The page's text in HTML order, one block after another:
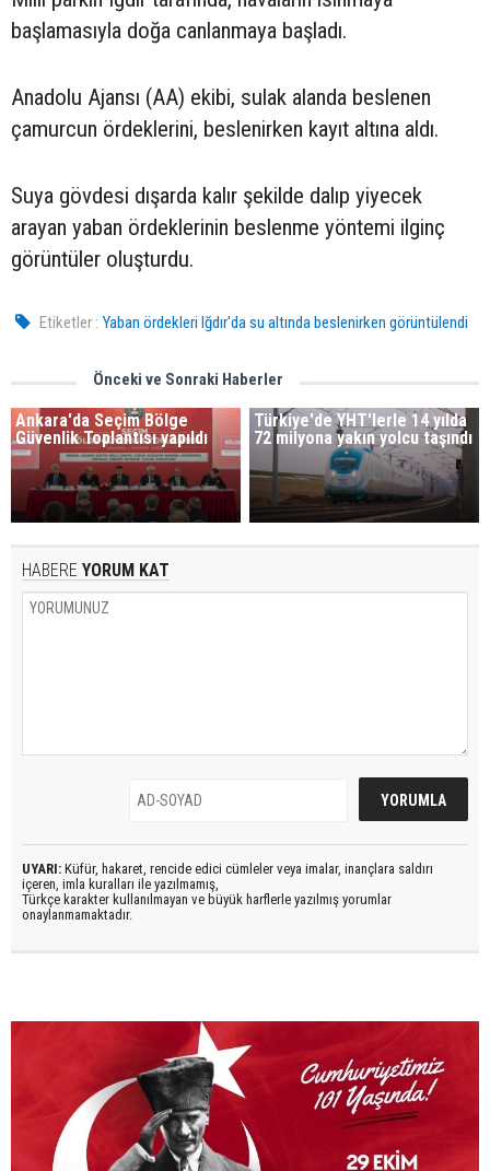
başlamasıyla doğa canlanmaya başladı.
Anadolu Ajansı (AA) ekibi, sulak alanda beslenen
çamurcun ördeklerini, beslenirken kayıt altına aldı.
Suya gövdesi dışarda kalır şekilde dalıp yiyecek
arayan yaban ördeklerinin beslenme yöntemi ilginç
görüntüler oluşturdu.
Etiketler : Yaban ördekleri Iğdır'da su altında beslenirken görüntülendi
Önceki ve Sonraki Haberler
Ankara'da Seçim Bölge
Güvenlik Toplantısı yapıldı
Türkiye'de YHT'lerle 14 yılda
72 milyona yakın yolcu taşındı
HABERE YORUM KAT
UYARI: Küfür, hakaret, rencide edici cümleler veya imalar, inançlara saldırı
içeren, imla kuralları ile yazılmamış,
Türkçe karakter kullanılmayan ve büyük harflerle yazılmış yorumlar
onaylanmamaktadır.